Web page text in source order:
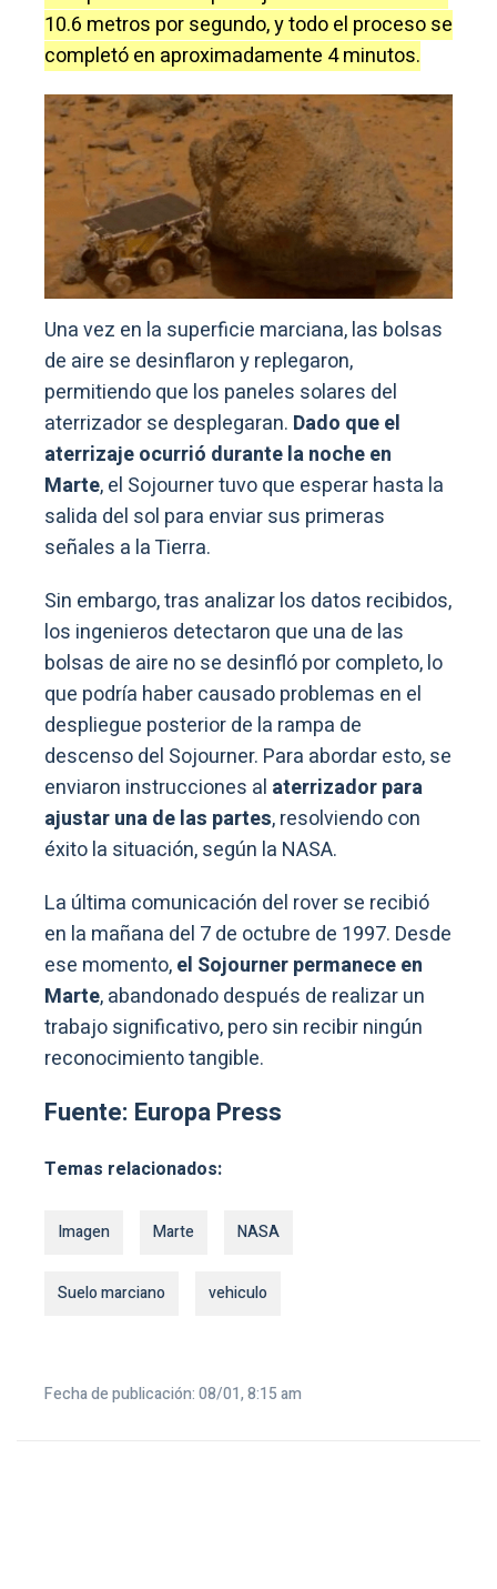
10.6 metros por segundo, y todo el proceso se
completó en aproximadamente 4 minutos.
Una vez en la superficie marciana, las bolsas
de aire se desinflaron y replegaron,
permitiendo que los paneles solares del
aterrizador se desplegaran. Dado que el
aterrizaje ocurrió durante la noche en
Marte, el Sojourner tuvo que esperar hasta la
salida del sol para enviar sus primeras
señales a la Tierra.
Sin embargo, tras analizar los datos recibidos,
los ingenieros detectaron que una de las
bolsas de aire no se desinfló por completo, lo
que podría haber causado problemas en el
despliegue posterior de la rampa de
descenso del Sojourner. Para abordar esto, se
enviaron instrucciones al aterrizador para
ajustar una de las partes, resolviendo con
éxito la situación, según la NASA.
La última comunicación del rover se recibió
en la mañana del 7 de octubre de 1997. Desde
ese momento,el Sojourner permanece en
Marte, abandonado después de realizar un
trabajo significativo, pero sin recibir ningún
reconocimiento tangible.
Fuente: Europa Press
Temas relacionados:
Imagen Marte NASA
Suelo marciano vehiculo
Fecha de publicación: 08/01, 8:15 am